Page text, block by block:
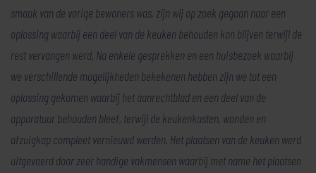
smaak van de vorige bewoners was, zijn wij op zoek gegaan naar een
oplossing waarbij een deel van de keuken behouden kon blijven terwijl de
rest vervangen werd. Na enkele gesprekken en een huisbezoek waarbij
we verschillende mogelijkheden bekekenen hebben zijn we tot een
oplossing gekomen waarbij het aanrechtblad en een deel van de
apparatuur behouden bleef, terwijl de keukenkasten, wanden en
afzuigkap compleet vernieuwd werden. Het plaatsen van de keuken werd
uitgevoerd door zeer handige vakmensen waarbij met name het plaatsen